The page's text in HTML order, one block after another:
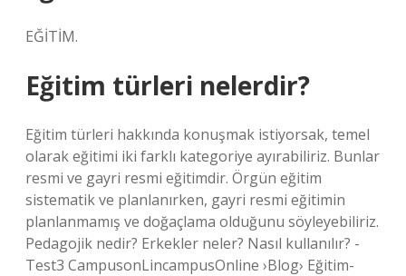
EĞİTİM.
Eğitim türleri nelerdir?
Eğitim türleri hakkında konuşmak istiyorsak, temel
olarak eğitimi iki farklı kategoriye ayırabiliriz. Bunlar
resmi ve gayri resmi eğitimdir. Örgün eğitim
sistematik ve planlanırken, gayri resmi eğitimin
planlanmamış ve doğaçlama olduğunu söyleyebiliriz.
Pedagojik nedir? Erkekler neler? Nasıl kullanılır? -
Test3 CampusonLincampusOnline ›Blog› Eğitim-